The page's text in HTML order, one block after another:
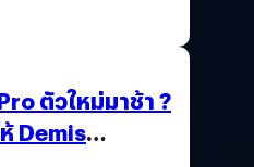
ตัวใหม่มาช้า ?
Demis